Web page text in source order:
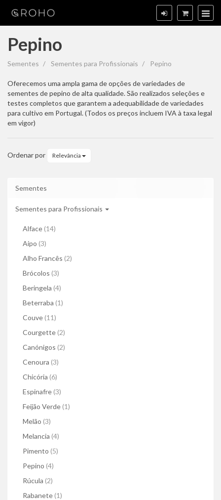
Pepino
Pepino
Sementes Sementes para Profissionais Pepino
Oferecemos uma ampla gama de opções de variedades de
sementes de pepino de alta qualidade. São realizados seleções e
testes completos que garantem a adequabilidade de variedades
para cultivo em Portugal. (Todos os preços incluem IVA à taxa legal
em vigor)
Ordenar por Relevância
Sementes
Sementes para Profissionais
Alface (14)
Aipo (3)
Alho Francês (2)
Brócolos (3)
Beringela (4)
Beterraba (1)
Couve (11)
Courgette (2)
Canónigos (2)
Cenoura (3)
Chicória (6)
Espinafre (3)
Feijão Verde (1)
Melão (3)
Melancia (4)
Pimento (5)
Pepino (4)
Rúcula (2)
Rabanete (1)